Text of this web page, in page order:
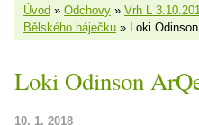
Úvod » Odchovy » Vrh L
Bělského háječku » Loki
Loki Odinson
10. 1. 2018